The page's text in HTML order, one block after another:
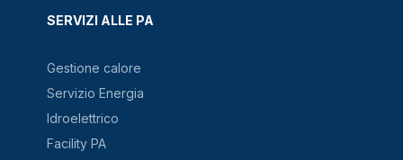
SERVIZI ALLE PA
Gestione calore
Servizio Energia
Idroelettrico
Facility PA